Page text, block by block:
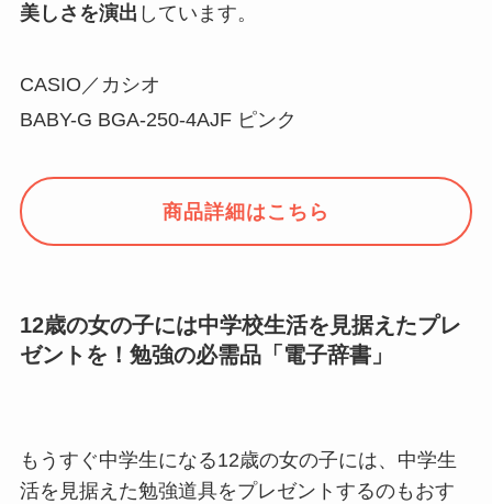
美しさを演出 しています。
CASIO／カシオ
BABY-G BGA-250-4AJF ピンク
商品詳細はこちら
12歳の女の子には中学校生活を見据えたプレ
ゼントを！勉強の必需品「電子辞書」
もうすぐ中学生になる12歳の女の子には、中学生
活を見据えた勉強道具をプレゼントするのもおす